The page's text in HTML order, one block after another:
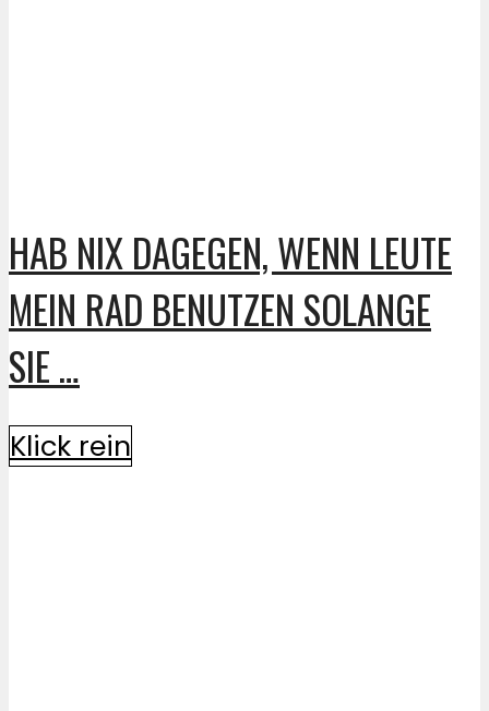
HAB NIX DAGEGEN, WENN LEUTE
MEIN RAD BENUTZEN SOLANGE
SIE …
Klick rein